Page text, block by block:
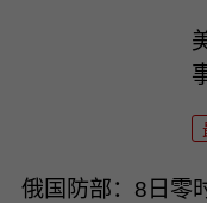
俄国防部：8日零